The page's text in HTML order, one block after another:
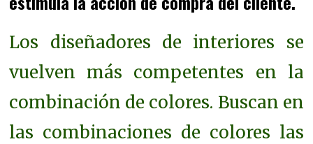
Los diseñadores de interiores se
vuelven más competentes en la
combinación de colores. Buscan en
las combinaciones de colores las